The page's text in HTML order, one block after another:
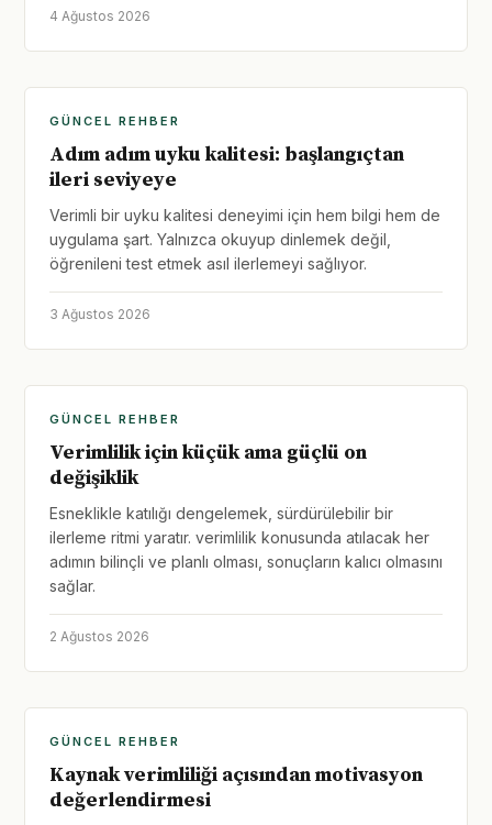
4 Ağustos 2026
GÜNCEL REHBER
Adım adım uyku kalitesi: başlangıçtan
ileri seviyeye
Verimli bir uyku kalitesi deneyimi için hem bilgi hem de
uygulama şart. Yalnızca okuyup dinlemek değil,
öğrenileni test etmek asıl ilerlemeyi sağlıyor.
3 Ağustos 2026
GÜNCEL REHBER
Verimlilik için küçük ama güçlü on
değişiklik
Esneklikle katılığı dengelemek, sürdürülebilir bir
ilerleme ritmi yaratır. verimlilik konusunda atılacak her
adımın bilinçli ve planlı olması, sonuçların kalıcı olmasını
sağlar.
2 Ağustos 2026
GÜNCEL REHBER
Kaynak verimliliği açısından motivasyon
değerlendirmesi